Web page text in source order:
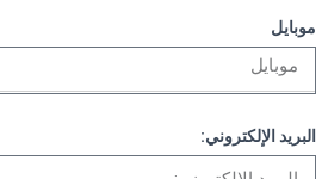
موبايل
البريد الإلكتروني: